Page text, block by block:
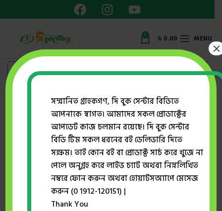
0 ৳ 0.00 MENU
আম্মার আবদুল্লাহ
Showing all 2 results
Show sidebar
-52%
সম্মানিত গ্রাহকগণ, দি বুক সেন্টার বিডিতে
আপনাকে স্বাগত। আমাদের সকল প্রোডাক্টের
আপডেট কাজ চলমান রয়েছে। দি বুক সেন্টার
বিডি টিম সকল ধরনের বই ডেলিভারি দিতে
সক্ষম। তাই কোন বই বা প্রোডাক্ট সার্চ করে খুজে না
পেলে অনুগ্রহ করে লাইভ চ্যাট অথবা নিম্নলিখিত
নম্বরে ফোন করুন অথবা হোয়াটসঅ্যাপে মেসেজ
করুন (0 1912-120151) |
Thank You
×